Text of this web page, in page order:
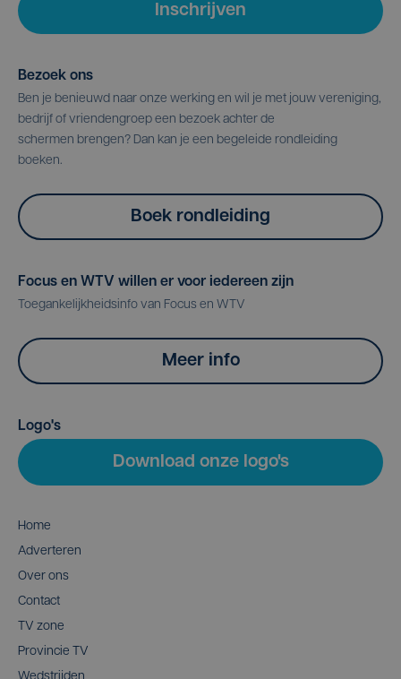
Inschrijven
Bezoek ons
Ben je benieuwd naar onze werking en wil je met jouw vereniging,
bedrijf of vriendengroep een bezoek achter de
schermen brengen? Dan kan je een begeleide rondleiding
boeken.
Boek rondleiding
Focus en WTV willen er voor iedereen zijn
Toegankelijkheidsinfo van Focus en WTV
Meer info
Logo's
Download onze logo's
Home
Adverteren
Over ons
Contact
TV zone
Provincie TV